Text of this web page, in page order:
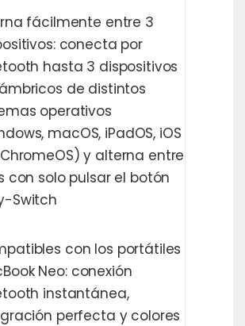
fácilmente entre 3
conecta por
hasta 3 dispositivos
de distintos
operativos
macOS, iPadOS, iOS
ChromeOS) y alterna entre
con solo pulsar el botón
Switch
con los portátiles
Neo: conexión
instantánea,
perfecta y colores